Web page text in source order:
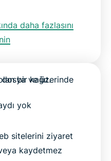
daha fazlasını
yok
sitelerini ziyaret
kaydetmez